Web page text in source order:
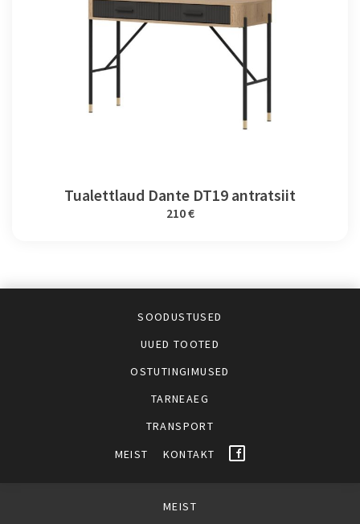
Tualettlaud Dante DT19 antratsiit
210 €
SOODUSTUSED
UUED TOOTED
OSTUTINGIMUSED
TARNEAEG
TRANSPORT
MEIST
KONTAKT
MEIST